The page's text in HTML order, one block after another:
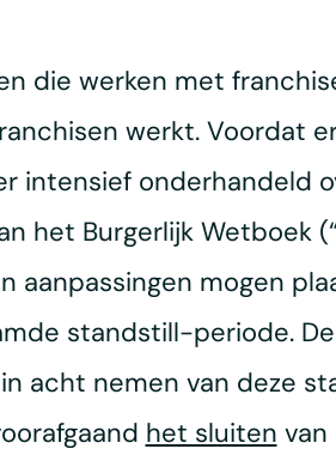
die werken met
werkt. Voordat
intensief onderhandeld
het Burgerlijk Wetboek
aanpassingen mogen
standstill-periode.
acht nemen van deze
het sluiten